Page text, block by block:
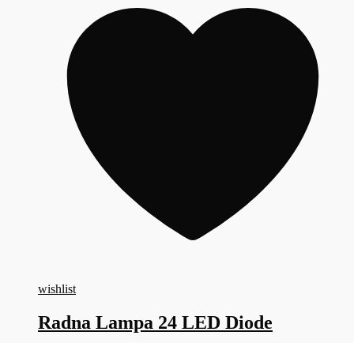
wishlist
Radna Lampa 24 LED Diode